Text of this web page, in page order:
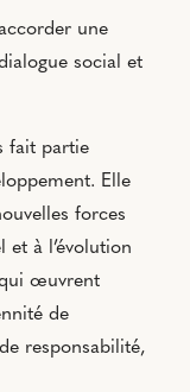
une
social et
fait partie
Elle
forces
et à l’évolution
œuvrent
de
responsabilité,